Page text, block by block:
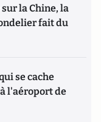
la Chine, la
fait du
se cache
l'aéroport de